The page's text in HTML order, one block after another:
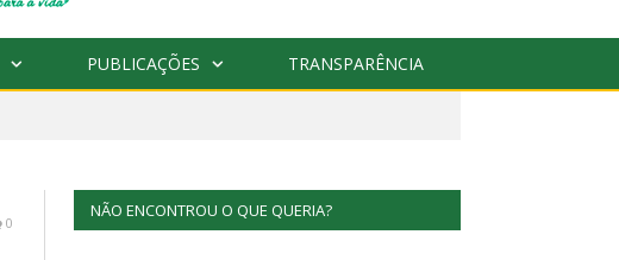
PUBLICAÇÕES TRANSPARÊNCIA
0
NÃO ENCONTROU O QUE QUERIA?